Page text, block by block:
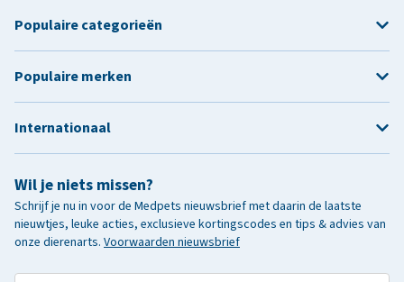
Wil je niets missen?
Schrijf je nu in voor de Medpets nieuwsbrief met daarin de laatste
nieuwtjes, leuke acties, exclusieve kortingscodes en tips & advies van
onze dierenarts. Voorwaarden nieuwsbrief
Populaire categorieën
Populaire merken
Internationaal